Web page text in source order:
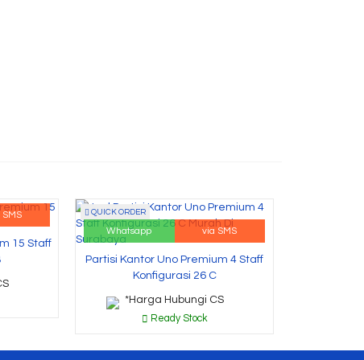
SMS
15 Staff
QUICK ORDER
Whatsapp via SMS
Partisi Kantor Uno Premium 4 Staff
Konfigurasi 26 C
*Harga Hubungi CS
Ready Stock